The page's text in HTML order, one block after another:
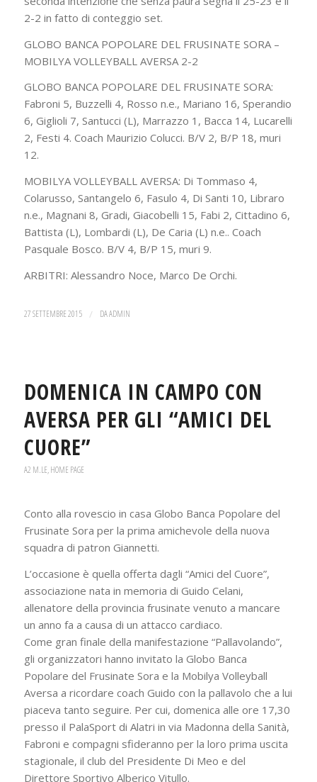
2-2 in fatto di conteggio set.
GLOBO BANCA POPOLARE DEL FRUSINATE SORA –
MOBILYA VOLLEYBALL AVERSA 2-2
GLOBO BANCA POPOLARE DEL FRUSINATE SORA:
Fabroni 5, Buzzelli 4, Rosso n.e., Mariano 16, Sperandio
6, Giglioli 7, Santucci (L), Marrazzo 1, Bacca 14, Lucarelli
2, Festi 4. Coach Maurizio Colucci. B/V 2, B/P 18, muri
12.
MOBILYA VOLLEYBALL AVERSA: Di Tommaso 4,
Colarusso, Santangelo 6, Fasulo 4, Di Santi 10, Libraro
n.e., Magnani 8, Gradi, Giacobelli 15, Fabi 2, Cittadino 6,
Battista (L), Lombardi (L), De Caria (L) n.e.. Coach
Pasquale Bosco. B/V 4, B/P 15, muri 9.
ARBITRI: Alessandro Noce, Marco De Orchi.
27 SETTEMBRE 2015 / DAADMIN
DOMENICA IN CAMPO CON
AVERSA PER GLI “AMICI DEL
CUORE”
A2 M.LE,HOME PAGE
Conto alla rovescio in casa Globo Banca Popolare del
Frusinate Sora per la prima amichevole della nuova
squadra di patron Giannetti.
L’occasione è quella offerta dagli “Amici del Cuore”,
associazione nata in memoria di Guido Celani,
allenatore della provincia frusinate venuto a mancare
un anno fa a causa di un attacco cardiaco.
Come gran finale della manifestazione “Pallavolando”,
gli organizzatori hanno invitato la Globo Banca
Popolare del Frusinate Sora e la Mobilya Volleyball
Aversa a ricordare coach Guido con la pallavolo che a lui
piaceva tanto seguire. Per cui, domenica alle ore 17,30
presso il PalaSport di Alatri in via Madonna della Sanità,
Fabroni e compagni sfideranno per la loro prima uscita
stagionale, il club del Presidente Di Meo e del
Direttore Sportivo Alberico Vitullo.